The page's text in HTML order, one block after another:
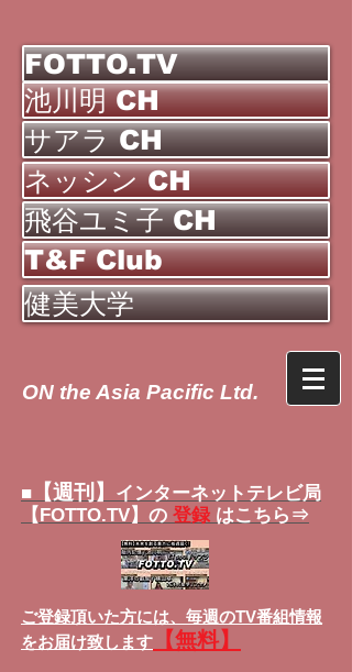
FOTTO.TV
池川明 CH
サアラ CH
ネッシン CH
飛谷ユミ子 CH
T&F Club
健美大学
ON the Asia Pacific Ltd.
■ 【週刊】
インターネットテレビ局
【FOTTO.TV】の 登録 はこちら⇒
ご登録頂いた方には、 毎週のTV番組情報
をお届け致します
【無料】